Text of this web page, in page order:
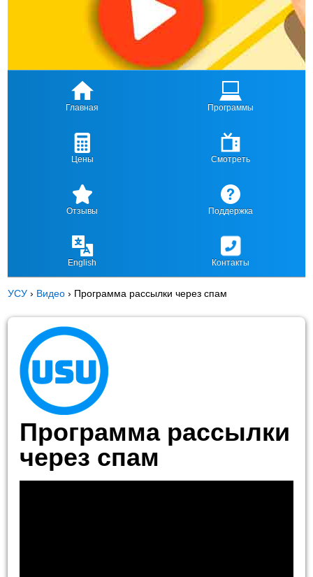
Главная Программы
Цены Смотреть
Отзывы Поддержка
English Контакты
УСУ › Видео › Программа рассылки через спам
Программа рассылки
через спам